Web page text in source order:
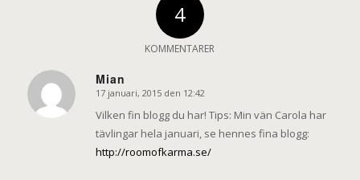
4
KOMMENTARER
Mian
says:
17 januari, 2015 den 12:42
Vilken fin blogg du har! Tips: Min vän Carola har
tävlingar hela januari, se hennes fina blogg:
http://roomofkarma.se/